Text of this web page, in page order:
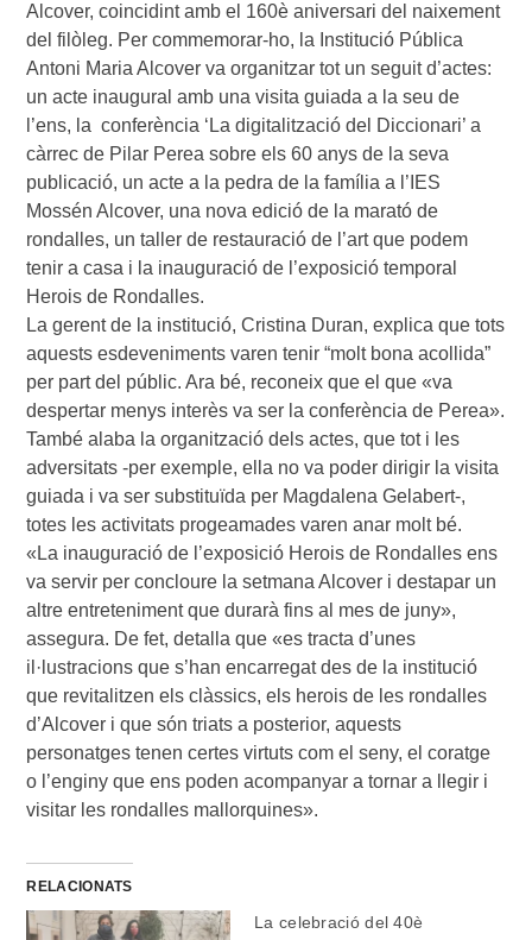
Alcover, coincidint amb el 160è aniversari del naixement
del filòleg. Per commemorar-ho, la Institució Pública
Antoni Maria Alcover va organitzar tot un seguit d’actes:
un acte inaugural amb una visita guiada a la seu de
l’ens, la conferència ‘La digitalització del Diccionari’ a
càrrec de Pilar Perea sobre els 60 anys de la seva
publicació, un acte a la pedra de la família a l’IES
Mossén Alcover, una nova edició de la marató de
rondalles, un taller de restauració de l’art que podem
tenir a casa i la inauguració de l’exposició temporal
Herois de Rondalles.
La gerent de la institució, Cristina Duran, explica que tots
aquests esdeveniments varen tenir “molt bona acollida”
per part del públic. Ara bé, reconeix que el que «va
despertar menys interès va ser la conferència de Perea».
També alaba la organització dels actes, que tot i les
adversitats -per exemple, ella no va poder dirigir la visita
guiada i va ser substituïda per Magdalena Gelabert-,
totes les activitats progeamades varen anar molt bé.
«La inauguració de l’exposició Herois de Rondalles ens
va servir per concloure la setmana Alcover i destapar un
altre entreteniment que durarà fins al mes de juny»,
assegura. De fet, detalla que «es tracta d’unes
il·lustracions que s’han encarregat des de la institució
que revitalitzen els clàssics, els herois de les rondalles
d’Alcover i que són triats a posterior, aquests
personatges tenen certes virtuts com el seny, el coratge
o l’enginy que ens poden acompanyar a tornar a llegir i
visitar les rondalles mallorquines».
RELACIONATS
La celebració del 40è